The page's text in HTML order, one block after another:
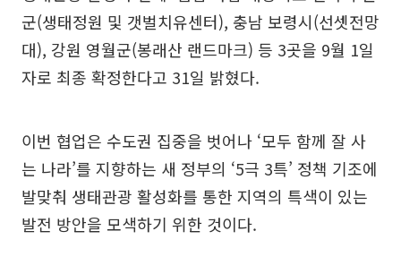
군(생태정원 및 갯벌치유센터), 충남 보령시(선셋전망
대), 강원 영월군(봉래산 랜드마크) 등 3곳을 9월 1일
자로 최종 확정한다고 31일 밝혔다.
이번 협업은 수도권 집중을 벗어나 ‘모두 함께 잘 사
는 나라’를 지향하는 새 정부의 ‘5극 3특’ 정책 기조에
발맞춰 생태관광 활성화를 통한 지역의 특색이 있는
발전 방안을 모색하기 위한 것이다.